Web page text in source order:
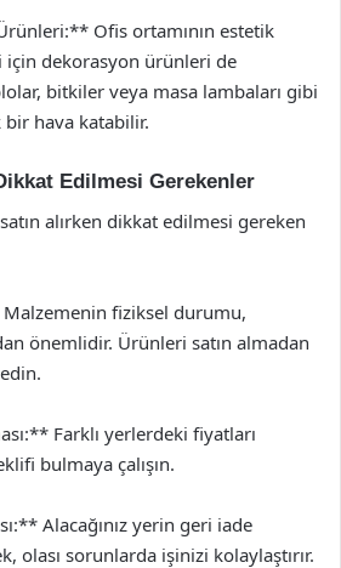
Ofis ortamının estetik
için dekorasyon ürünleri de
bitkiler veya masa lambaları gibi
bir hava katabilir.
Edilmesi Gerekenler
alırken dikkat edilmesi gereken
fiziksel durumu,
önemlidir. Ürünleri satın almadan
Farklı yerlerdeki fiyatları
bulmaya çalışın.
Alacağınız yerin geri iade
olası sorunlarda işinizi kolaylaştırır.